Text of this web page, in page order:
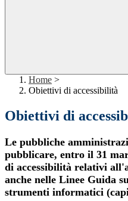
Home >
Obiettivi di accessibilità
Obiettivi di
Le pubbliche
pubblicare, entro il 31
di accessibilità relativi
anche nelle Linee Guida
strumenti informatici